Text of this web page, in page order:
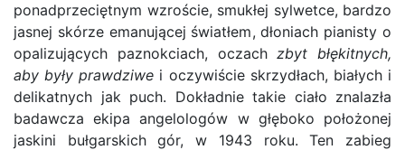
ponadprzeciętnym wzroście, smukłej sylwetce, bardzo
jasnej skórze emanującej światłem, dłoniach pianisty o
opalizujących paznokciach, oczachzbyt błękitnych,
aby były prawdziwe i oczywiście skrzydłach, białych i
delikatnych jak puch. Dokładnie takie ciało znalazła
badawcza ekipa angelologów w głęboko położonej
jaskini bułgarskich gór, w 1943 roku. Ten zabieg